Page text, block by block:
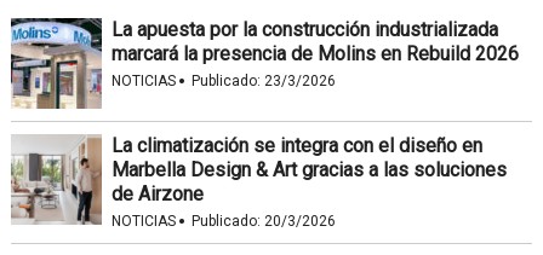
La apuesta por la construcción industrializada
marcará la presencia de Molins en Rebuild 2026
NOTICIAS · Publicado: 23/3/2026
La climatización se integra con el diseño en
Marbella Design & Art gracias a las soluciones
de Airzone
NOTICIAS · Publicado: 20/3/2026